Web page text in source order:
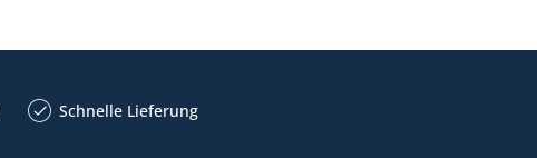
Schnelle Lieferung